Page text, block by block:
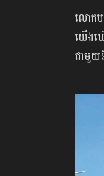
លោកប
យើងឃ
ជាមួយ